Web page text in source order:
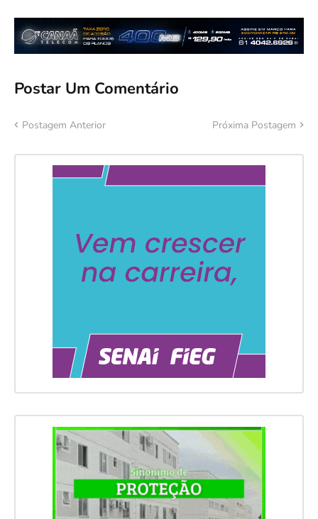
Postar Um Comentário
Postagem Anterior Próxima Postagem